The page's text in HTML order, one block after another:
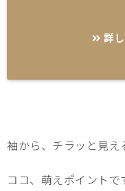
詳
袖から、チラッと見え
ココ、萌えポイントで